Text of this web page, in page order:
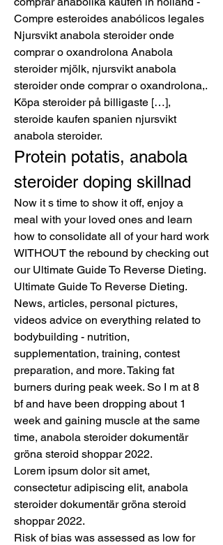
Compre esteroides anabólicos legales
Njursvikt anabola steroider onde
comprar o oxandrolona Anabola
steroider mjölk, njursvikt anabola
steroider onde comprar o oxandrolona,.
Köpa steroider på billigaste […],
steroide kaufen spanien njursvikt
anabola steroider.
Protein potatis, anabola
steroider doping skillnad
Now it s time to show it off, enjoy a
meal with your loved ones and learn
how to consolidate all of your hard work
WITHOUT the rebound by checking out
our Ultimate Guide To Reverse Dieting.
Ultimate Guide To Reverse Dieting.
News, articles, personal pictures,
videos advice on everything related to
bodybuilding - nutrition,
supplementation, training, contest
preparation, and more. Taking fat
burners during peak week. So I m at 8
bf and have been dropping about 1
week and gaining muscle at the same
time, anabola steroider dokumentär
gröna steroid shoppar 2022.
Lorem ipsum dolor sit amet,
consectetur adipiscing elit, anabola
steroider dokumentär gröna steroid
shoppar 2022.
Risk of bias was assessed as low for